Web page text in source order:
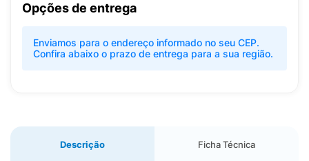
Opções de entrega
Enviamos para o endereço informado no seu CEP.
Confira abaixo o prazo de entrega para a sua região.
Descrição Ficha Técnica